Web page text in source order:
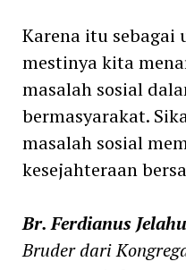
Karena itu sebagai
mestinya kita
masalah sosial
bermasyarakat.
masalah sosial
kesejahteraan
Br. Ferdianus
Bruder dari